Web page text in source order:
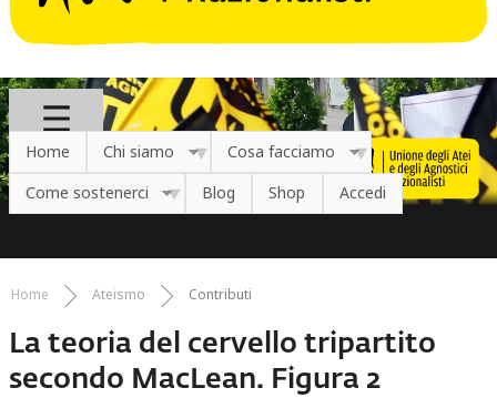
Home Chi siamo
Cosa facciamo
Come sostenerci
Blog Shop Accedi
Tu sei qui
Home Ateismo Contributi
La teoria del cervello tripartito
secondo MacLean. Figura 2